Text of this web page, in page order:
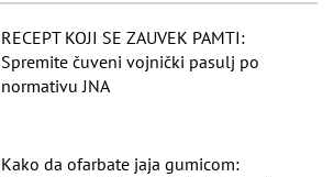
RECEPT KOJI SE ZAUVEK PAMTI:
Spremite čuveni vojnički pasulj po
normativu JNA
Kako da ofarbate jaja gumicom: